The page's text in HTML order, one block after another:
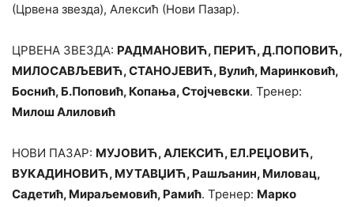
(Црвена звезда), Алексић (Нови Пазар).
ЦРВЕНА ЗВЕЗДА: РАДМАНОВИЋ, ПЕРИЋ, Д.ПОПОВИЋ,
МИЛОСАВЉЕВИЋ, СТАНОЈЕВИЋ, Вулић, Маринковић,
Боснић, Б.Поповић, Копања, Стојчевски. Тренер:
Милош Алиловић
НОВИ ПАЗАР: МУЈОВИЋ, АЛЕКСИЋ, ЕЛ.РЕЏОВИЋ,
ВУКАДИНОВИЋ, МУТАВЏИЋ, Рашљанин, Миловац,
Садетић, Мираљемовић, Рамић. Тренер: Марко